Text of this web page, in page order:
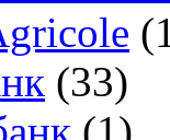
(33)
(1)